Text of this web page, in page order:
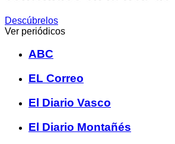
Descúbrelos
Ver periódicos
ABC
EL Correo
El Diario Vasco
El Diario Montañés